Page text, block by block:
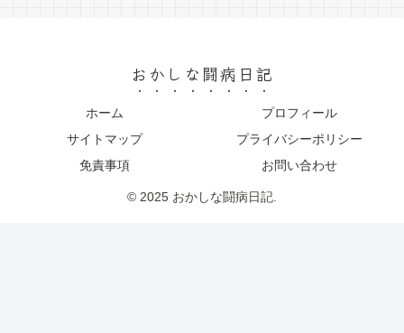
おかしな闘病日記
ホーム
プロフィール
サイトマップ
プライバシーポリシー
免責事項
お問い合わせ
© 2025 おかしな闘病日記.